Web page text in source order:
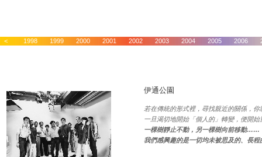
< 1998 1999 2000 2001 2002 2003 2004 2005 2006
伊通公園
若在傳統的形式裡，尋找親近的關係，你
一旦渴切地開始「個人的」轉變，便開始
一棵樹靜止不動，另一棵樹向前移動……
我們感興趣的是一切均未被思及的、長